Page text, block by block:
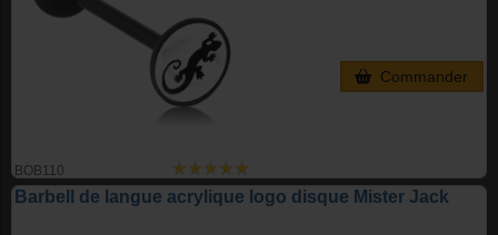
BOB110
Commander
Barbell de langue acrylique logo disque Mister Jack